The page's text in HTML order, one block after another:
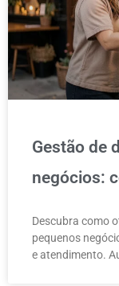
Gestão de
negócios:
Descubra como
pequenos
e atendimento.